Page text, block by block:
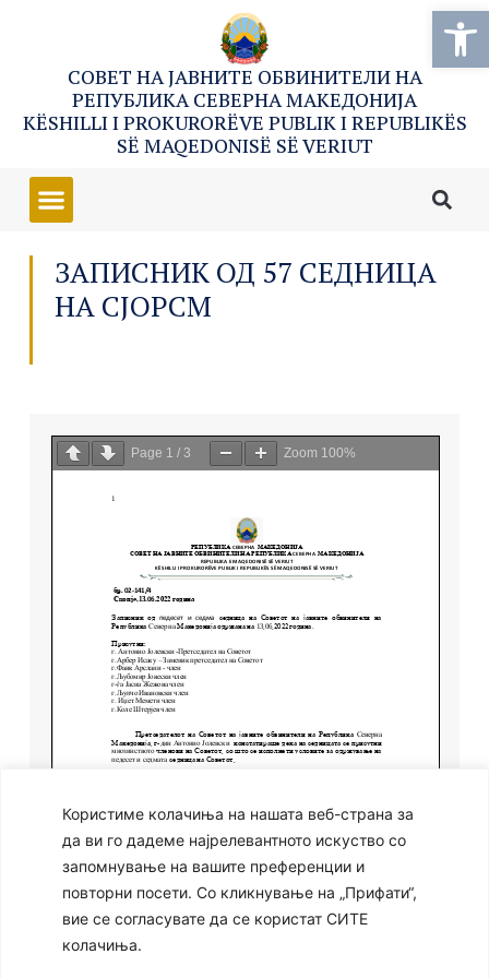
Користиме колачиња на нашата веб-страна за
да ви го дадеме најрелевантното искуство со
запомнување на вашите преференции и
повторни посети. Со кликнување на „Прифати“,
вие се согласувате да се користат СИТЕ
колачиња.
СОВЕТ НА ЈАВНИТЕ ОБВИНИТЕЛИ НА
РЕПУБЛИКА СЕВЕРНА МАКЕДОНИЈА
KËSHILLI I PROKURORËVE PUBLIK I REPUBLIKËS
SË MAQEDONISË SË VERIUT
ЗАПИСНИК ОД 57 СЕДНИЦА
НА СЈОРСМ
Page 1 / 3 Zoom 100%